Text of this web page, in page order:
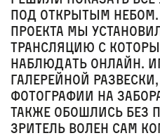
под открытым небом
проекта мы
трансляцию с
наблюдать онлайн.
галерейной
фотографии на
также обошлись без
зритель волен сам